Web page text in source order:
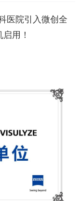
医院引入微创全
用！